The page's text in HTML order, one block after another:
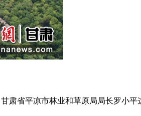
省平凉市林业和草原局局长罗小平